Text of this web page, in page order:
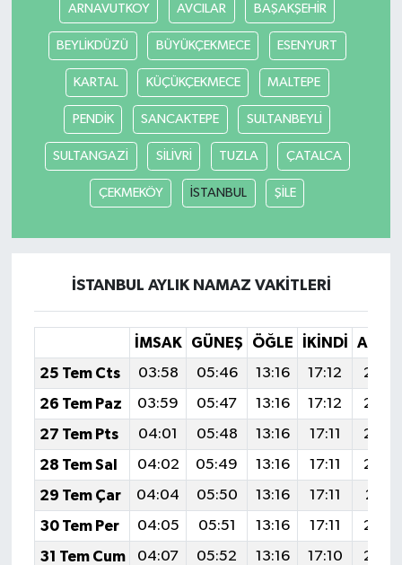
ARNAVUTKOY AVCILAR BAŞAKŞEHİR
BEYLİKDÜZÜ BÜYÜKÇEKMECE ESENYURT
KARTAL KÜÇÜKÇEKMECE MALTEPE
PENDİK SANCAKTEPE SULTANBEYLİ
SULTANGAZİ SİLİVRİ TUZLA ÇATALCA
ÇEKMEKÖY İSTANBUL ŞİLE
İSTANBUL AYLIK NAMAZ VAKITLERI
İMSAK GÜNEŞ ÖĞLE İKINDI
25 Tem Cts
03:58 05:46 13:16 17:12
26 Tem Paz
03:59 05:47 13:16 17:12
27 Tem Pts
04:01 05:48 13:16 17:11
28 Tem Sal
04:02 05:49 13:16 17:11
29 Tem Çar
04:04 05:50 13:16 17:11
20:31
30 Tem Per
04:05 05:51 13:16 17:11
31 Tem Cum
04:07 05:52 13:16 17:10